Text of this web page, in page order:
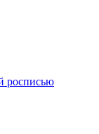
росписью